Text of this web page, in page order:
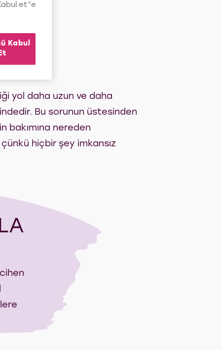
yol daha uzun ve daha
Bu sorunun üstesinden
bakımına nereden
hiçbir şey imkansız
et”e
Kabul